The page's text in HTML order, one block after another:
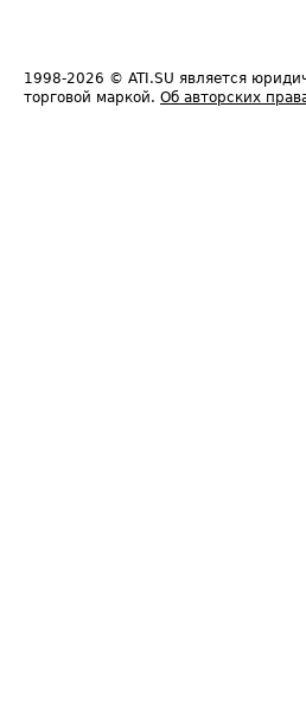
1998-2026 © ATI.SU является
торговой маркой. Об авторских